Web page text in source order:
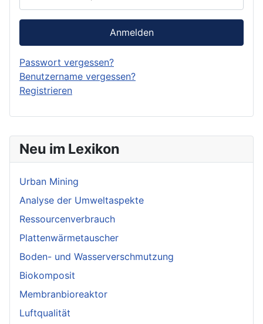
Neu im Lexikon
Urban Mining
Analyse der Umweltaspekte
Ressourcenverbrauch
Plattenwärmetauscher
Boden- und Wasserverschmutzung
Biokomposit
Membranbioreaktor
Luftqualität
Anmelden
Passwort vergessen?
Benutzername vergessen?
Registrieren